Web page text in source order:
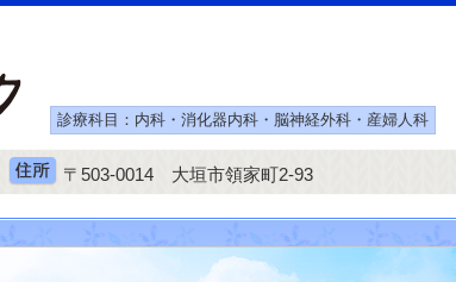
診療科目：内科・消化器内科・脳神経外科・産婦人科
〒503-0014 大垣市領家町2-93